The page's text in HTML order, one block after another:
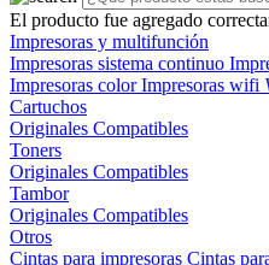
El producto fue agregado
Impresoras y multifunción
Impresoras sistema continuo
Impresoras colorImpresoras wifi
Cartuchos
Originales Compatibles
Toners
Originales Compatibles
Tambor
Originales Compatibles
Otros
Cintas para impresoras Cintas